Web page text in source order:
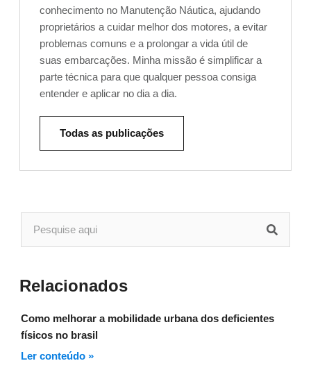
conhecimento no Manutenção Náutica, ajudando
proprietários a cuidar melhor dos motores, a evitar
problemas comuns e a prolongar a vida útil de
suas embarcações. Minha missão é simplificar a
parte técnica para que qualquer pessoa consiga
entender e aplicar no dia a dia.
Todas as publicações
Relacionados
Como melhorar a mobilidade urbana dos deficientes
físicos no brasil
Ler conteúdo »